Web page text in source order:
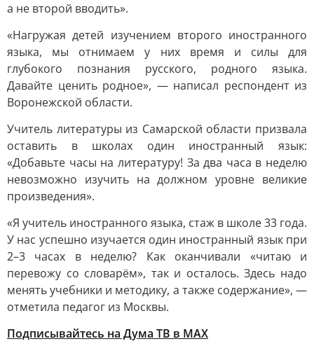
а не второй вводить».
«Нагружая детей изучением второго иностранного
языка, мы отнимаем у них время и силы для
глубокого познания русского, родного языка.
Давайте ценить родное», — написал респондент из
Воронежской области.
Учитель литературы из Самарской области призвала
оставить в школах один иностранный язык:
«Добавьте часы на литературу! За два часа в неделю
невозможно изучить на должном уровне великие
произведения».
«Я учитель иностранного языка, стаж в школе 33 года.
У нас успешно изучается один иностранный язык при
2–3 часах в неделю? Как оканчивали «читаю и
перевожу со словарём», так и осталось. Здесь надо
менять учебники и методику, а также содержание», —
отметила педагог из Москвы.
Подписывайтесь на Дума ТВ в MAX